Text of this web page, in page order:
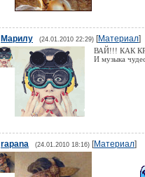
Марилу (24.01.2010 22:29) [Материал]
ВАЙ!!! КАК
И музыка
rapana (24.01.2010 18:16) [Материал]